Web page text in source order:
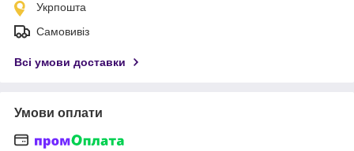
Укрпошта
Самовивіз
Всі умови доставки
Умови оплати